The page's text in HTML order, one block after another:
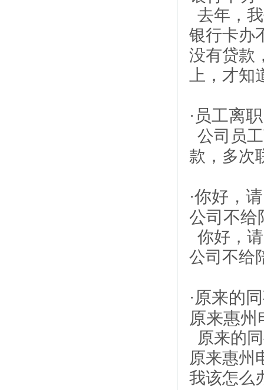
去年，
银行卡办
没有贷款
上，才
· 员工离
公司员
款，多次
·你好，
公司不给
你好，
公司不给
·原来的
原来惠州
原来的
原来惠州
我该怎么